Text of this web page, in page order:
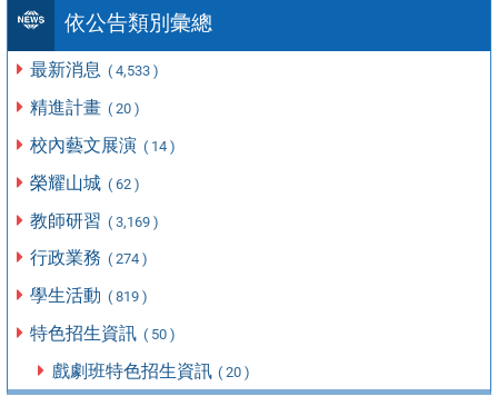
依公告類別彙總
最新消息 ( 4,533 )
精進計畫 ( 20 )
校內藝文展演 ( 14 )
榮耀山城 ( 62 )
教師研習 ( 3,169 )
行政業務 ( 274 )
學生活動 ( 819 )
特色招生資訊 ( 50 )
戲劇班特色招生資訊 ( 20 )